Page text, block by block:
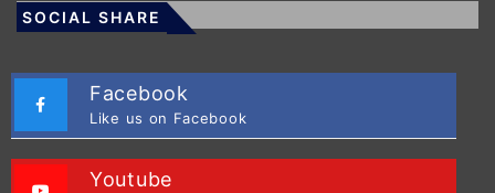
SOCIAL SHARE
Facebook
Like us on Facebook
Youtube